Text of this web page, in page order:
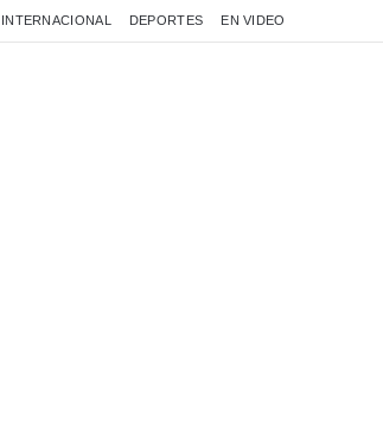
INTERNACIONAL DEPORTES EN VIDEO